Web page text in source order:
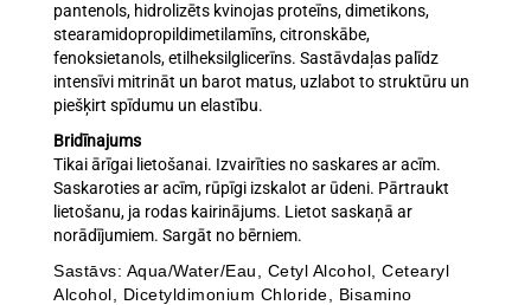
pantenols, hidrolizēts kvinojas proteīns, dimetikons,
stearamidopropildimetilamīns, citronskābe,
fenoksietanols, etilheksilglicerīns. Sastāvdaļas palīdz
intensīvi mitrināt un barot matus, uzlabot to struktūru un
piešķirt spīdumu un elastību.
Bridīnajums
Tikai ārīgai lietošanai. Izvairīties no saskares ar acīm.
Saskaroties ar acīm, rūpīgi izskalot ar ūdeni. Pārtraukt
lietošanu, ja rodas kairinājums. Lietot saskaņā ar
norādījumiem. Sargāt no bērniem.
Sastāvs: Aqua/Water/Eau, Cetyl Alcohol, Cetearyl
Alcohol, Dicetyldimonium Chloride, Bisamino